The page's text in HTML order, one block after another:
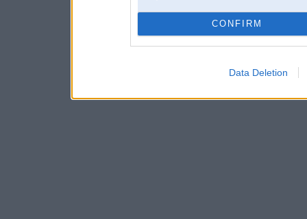
CONFIRM
Data Deletion